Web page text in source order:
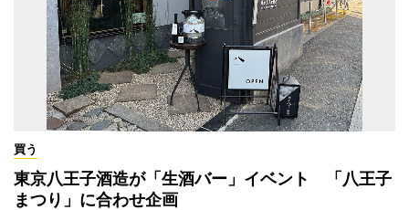
買う
東京八王子酒造が「生酒バー」イベント 「八王子
まつり」に合わせ企画